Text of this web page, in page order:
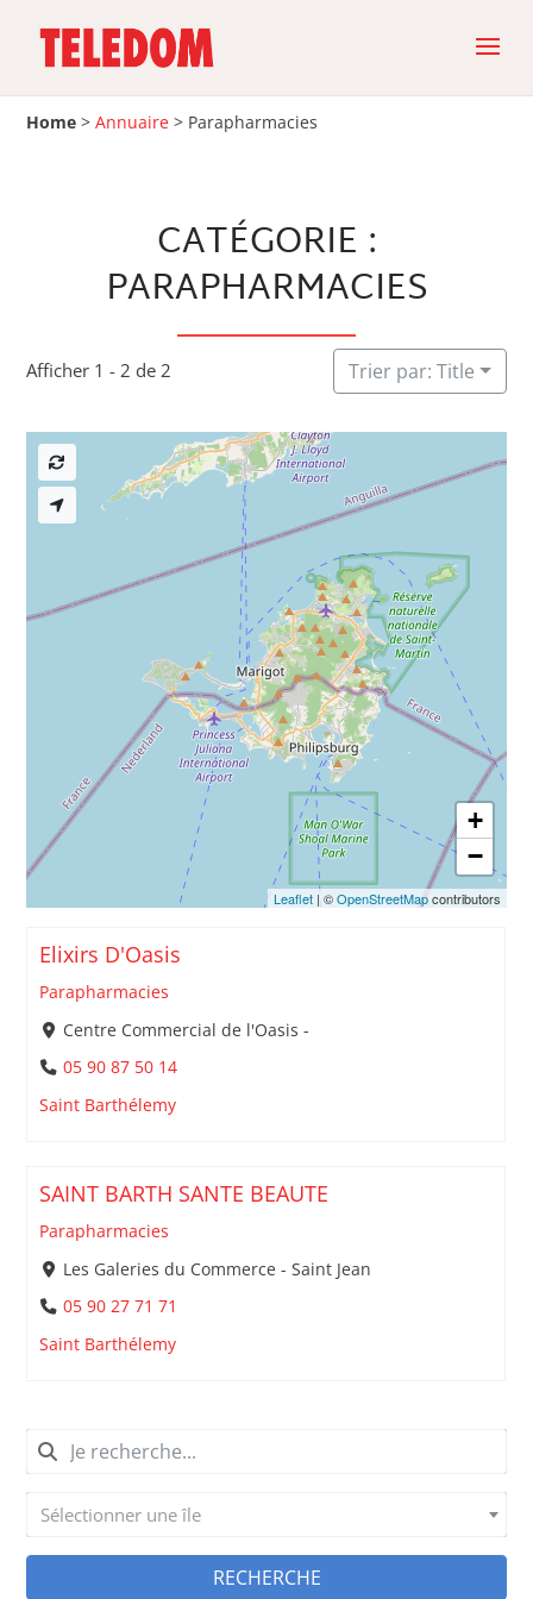
Home >Annuaire > Parapharmacies
CATÉGORIE :
PARAPHARMACIES
Afficher 1 - 2 de 2 Trier par: Title
Elixirs D'Oasis
Parapharmacies
Centre Commercial de l'Oasis -
05 90 87 50 14
Saint Barthélemy
SAINT BARTH SANTE BEAUTE
Parapharmacies
Les Galeries du Commerce - Saint Jean
05 90 27 71 71
Saint Barthélemy
+
−
Leaflet| ©OpenStreetMapcontributors
Sélectionner une île
RECHERCHE